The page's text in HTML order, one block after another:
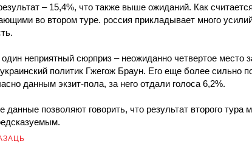
– 15,4%, что также выше ожиданий. Как
во втором туре. россия прикладывает много
неприятный сюрприз – неожиданно четвертое место
политик Гжегож Браун. Его еще более сильно
данным экзит-пола, за него отдали голоса 6,2%.
данные позволяют говорить, что результат второго тура